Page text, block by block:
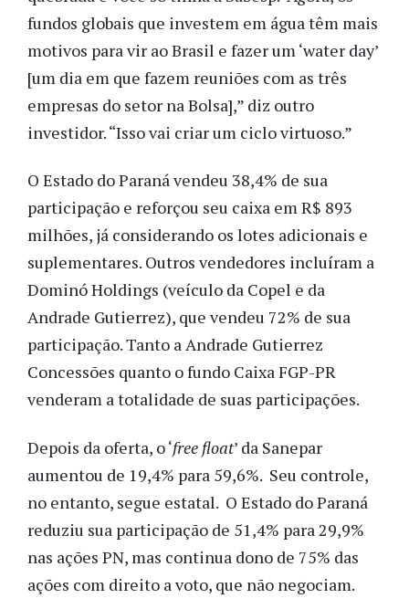
fundos globais que investem em água têm mais
motivos para vir ao Brasil e fazer um ‘water day’
[um dia em que fazem reuniões com as três
empresas do setor na Bolsa],” diz outro
investidor. “Isso vai criar um ciclo virtuoso.”
O Estado do Paraná vendeu 38,4% de sua
participação e reforçou seu caixa em R$ 893
milhões, já considerando os lotes adicionais e
suplementares. Outros vendedores incluíram a
Dominó Holdings (veículo da Copel e da
Andrade Gutierrez), que vendeu 72% de sua
participação. Tanto a Andrade Gutierrez
Concessões quanto o fundo Caixa FGP-PR
venderam a totalidade de suas participações.
Depois da oferta, o ‘free float’ da Sanepar
aumentou de 19,4% para 59,6%. Seu controle,
no entanto, segue estatal. O Estado do Paraná
reduziu sua participação de 51,4% para 29,9%
nas ações PN, mas continua dono de 75% das
ações com direito a voto, que não negociam.